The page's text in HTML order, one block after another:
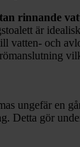
rinnande
är
vatten- och
ungefär en
Detta gör